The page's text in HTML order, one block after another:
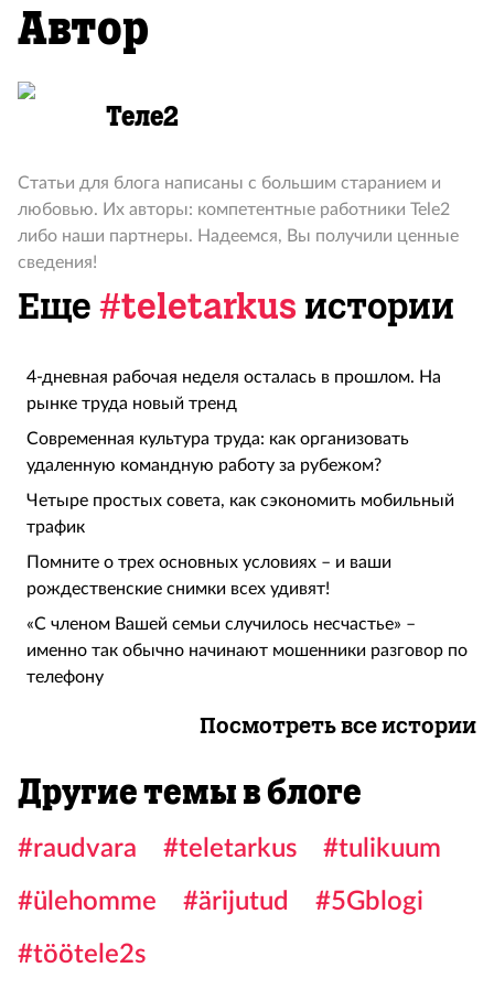
Автор
Теле2
Статьи для блога написаны с большим старанием и
любовью. Их авторы: компетентные работники Tele2
либо наши партнеры. Надеемся, Вы получили ценные
сведения!
Еще #teletarkus истории
4-дневная рабочая неделя осталась в прошлом. На
рынке труда новый тренд
Современная культура труда: как организовать
удаленную командную работу за рубежом?
Четыре простых совета, как сэкономить мобильный
трафик
Помните о трех основных условиях – и ваши
рождественские снимки всех удивят!
«С членом Вашей семьи случилось несчастье» –
именно так обычно начинают мошенники разговор по
телефону
Посмотреть все истории
Другие темы в блоге
#raudvara #teletarkus
#tulikuum
#ülehomme
#ärijutud
#5Gblogi
#töötele2s